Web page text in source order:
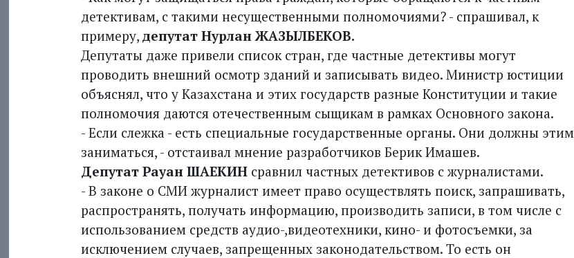
детективам, с такими несущественными полномочиями? - спрашивал, к
примеру, депутат Нурлан ЖАЗЫЛБЕКОВ.
Депутаты даже привели список стран, где частные детективы могут
проводить внешний осмотр зданий и записывать видео. Министр юстиции
объяснял, что у Казах­стана и этих государств разные Конституции и такие
полномочия даются отечественным сыщикам в рамках Основного закона.
- Если слежка - есть специальные государственные органы. Они должны этим
заниматься, - отстаивал мнение разработчиков Берик Имашев.
Депутат Рауан ШАЕКИНсравнил частных детективов с журналистами.
- В законе о СМИ журналист имеет право осуществлять поиск, запрашивать,
распространять, получать информацию, производить записи, в том числе с
использованием средств аудио-,видеотехники, кино- и фотосъемки, за
исключением случаев, запрещенных законодательством. То есть он